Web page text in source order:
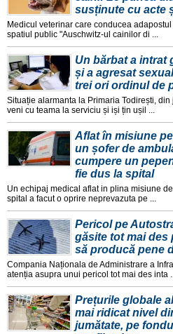
susținute cu acte
Medicul veterinar care conducea
spatiul public "Auschwitz-ul cainilor di ...
Un bărbat a intrat
și a agresat
trei ori ordinul de
Situație alarmanta la Primaria Todirești,
veni cu teama la serviciu și iși țin ușil ...
Aflat în misiune
un șofer de
cumpere un
fie dus la spital
Un echipaj medical aflat in plina misiune
spital a facut o oprire neprevazuta pe ...
Pericol pe
găsite tot mai des
să producă pene
Compania Naționala de Administrare a
atenția asupra unui pericol tot mai des inta
Prețurile globale
mai ridicat nivel
jumătate, pe